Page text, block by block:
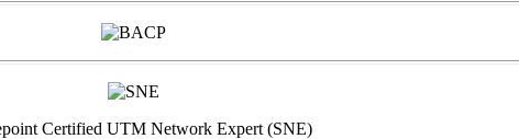
Certified UTM Network Expert (SNE)